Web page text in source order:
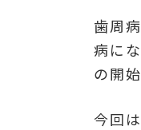
歯周
病に
の開
今回